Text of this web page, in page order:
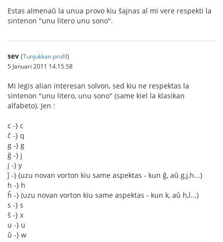
Estas almenaŭ la unua provo kiu ŝajnas al mi vere respekti la
sintenon "unu litero unu sono".
sev (Tunjukkan profil)
5 Januari 2011 14.15.58
Mi legis alian interesan solvon, sed kiu ne respektas la
sintenon "unu litero, unu sono" (same kiel la klasikan
alfabeto). Jen :
c -} c
ĉ -} q
g -} g
ĝ -} j
j -} y
ĵ -} (uzu novan vorton kiu same aspektas - kun ĝ, aŭ g,j,h...)
h -} h
ĥ -} (uzu novan vorton kiu same aspektas - kun k, aŭ h,l...)
s -} s
ŝ -} x
u -} u
ŭ -} w